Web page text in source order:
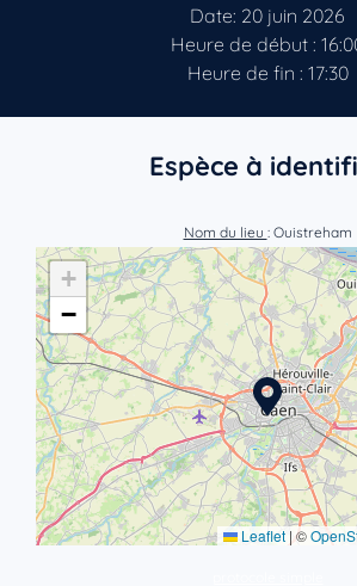
Date: 20 juin 2026
Heure de début :
Heure de fin : 17:30
Espèce à
Nom du lieu : Ouistreham
+
−
Leaflet | ©